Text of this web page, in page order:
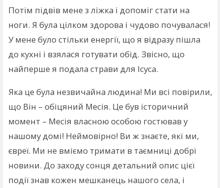
Потім підвів мене з ліжка і допоміг стати на
ноги. Я була цілком здорова і чудово почувалася!
У мене було стільки енергії, що я відразу пішла
до кухні і взялася готувати обід. Звісно, що
найперше я подала страви для Ісуса.
Яка це була незвичайна людина! Ми всі повірили,
що Він – обіцяний Месія. Це був історичний
момент – Месія власною особою гостював у
нашому домі! Неймовірно! Ви ж знаєте, які ми,
євреї. Ми не вміємо тримати в таємниці добрі
новини. До заходу сонця детальний опис цієї
події знав кожен мешканець нашого села, і